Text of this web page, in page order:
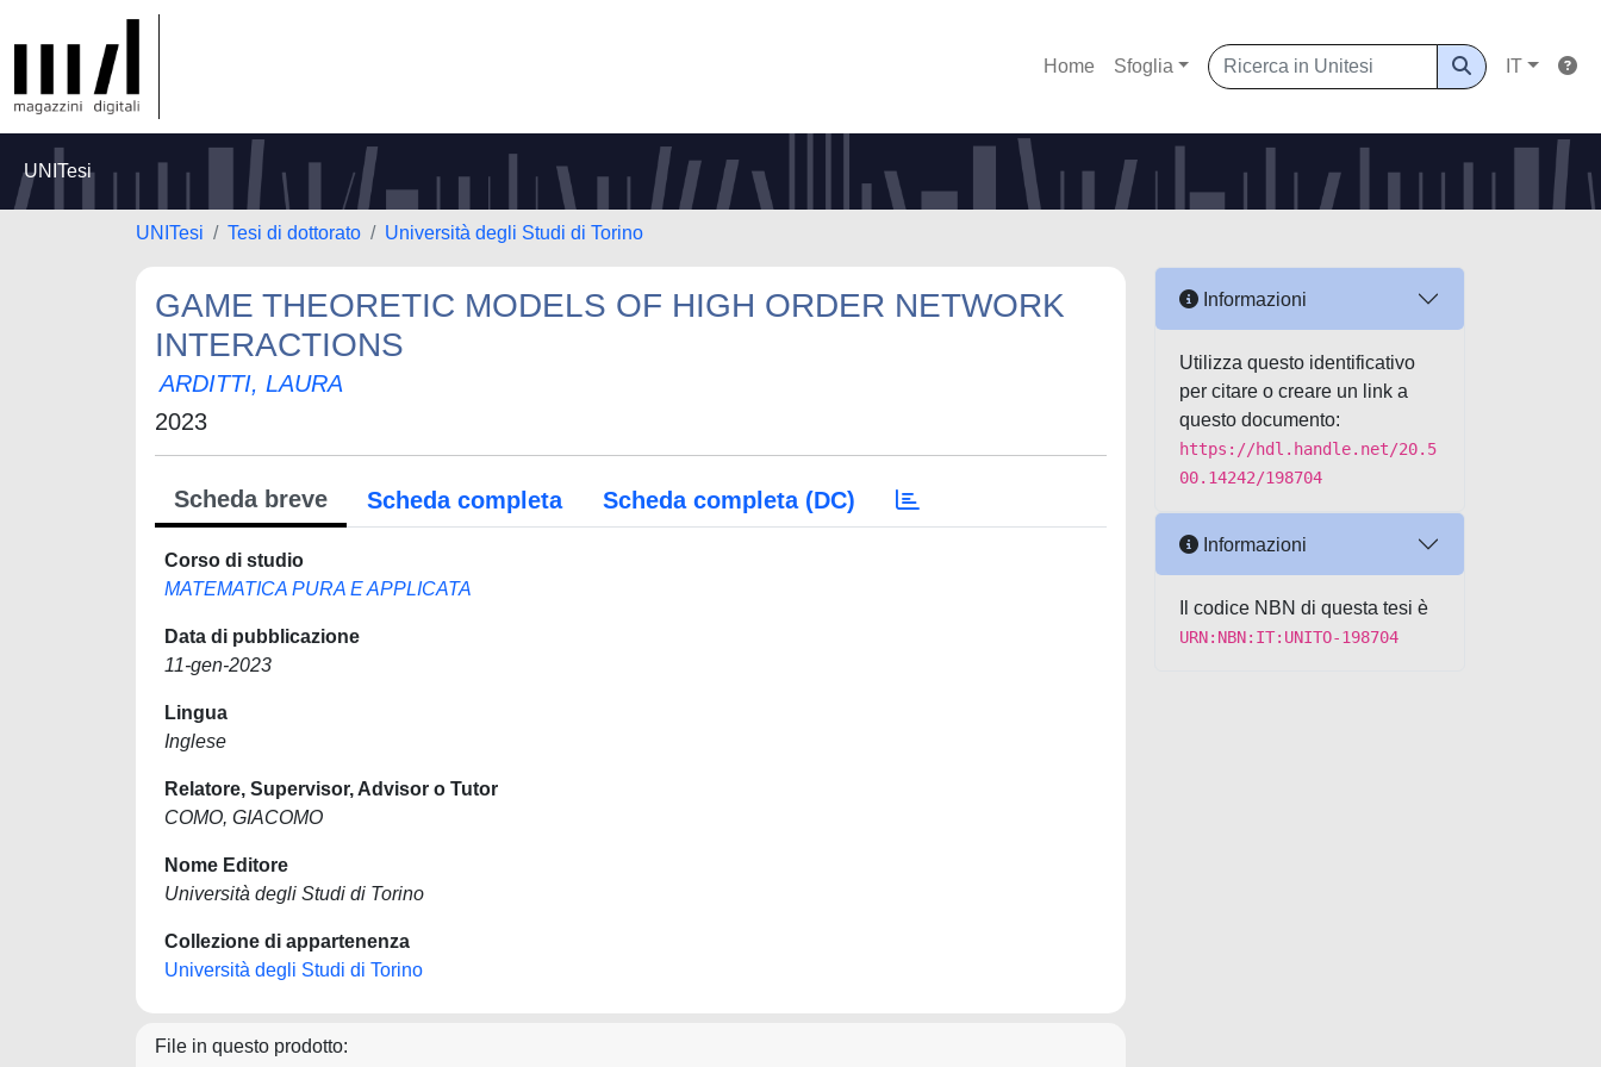
Home Sfoglia IT
UNITesi
UNITesi Tesi di dottorato Università degli Studi di Torino
GAME THEORETIC MODELS OF HIGH ORDER NETWORK
INTERACTIONS
ARDITTI, LAURA
2023
Scheda breve Scheda completa Scheda completa (DC)
Corso di studio
MATEMATICA PURA E APPLICATA
Data di pubblicazione
11-gen-2023
Lingua
Inglese
Relatore, Supervisor, Advisor o Tutor
COMO, GIACOMO
Nome Editore
Università degli Studi di Torino
Collezione di appartenenza
Università degli Studi di Torino
File in questo prodotto:
Informazioni
Utilizza questo identificativo
per citare o creare un link a
questo documento:
https://hdl.handle.net/20.5
00.14242/198704
Informazioni
Il codice NBN di questa tesi è
URN:NBN:IT:UNITO-198704